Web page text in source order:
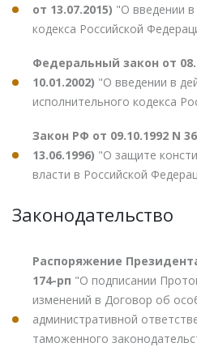
от 13.07.2015) "О введении в
кодекса Российской
Федеральный закон от
10.01.2002) "О введении в
исполнительного кодекса
Закон РФ от 09.10.1992 N
13.06.1996) "О защите
власти в Российской
Законодательство
Распоряжение
174-рп "О подписании
изменений в Договор об
административной
таможенного